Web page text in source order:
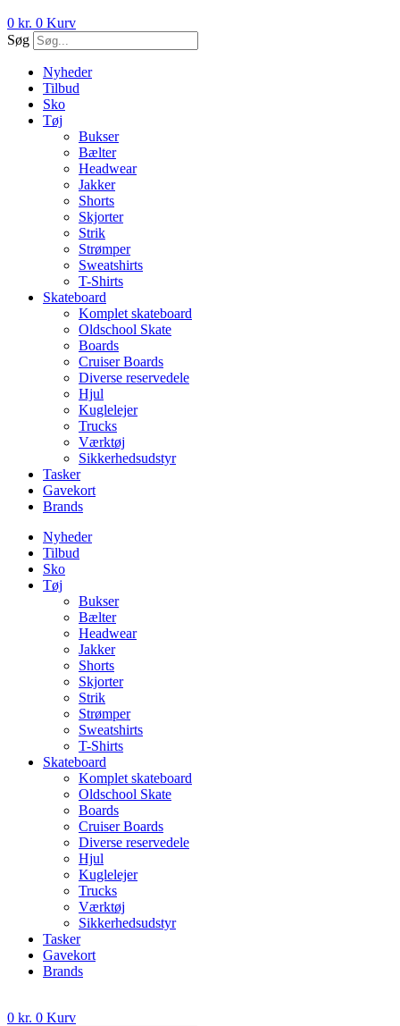
0 kr. 0 Kurv
Søg
Nyheder
Tilbud
Sko
Tøj
Bukser
Bælter
Headwear
Jakker
Shorts
Skjorter
Strik
Strømper
Sweatshirts
T-Shirts
Skateboard
Komplet skateboard
Oldschool Skate
Boards
Cruiser Boards
Diverse reservedele
Hjul
Kuglelejer
Trucks
Værktøj
Sikkerhedsudstyr
Tasker
Gavekort
Brands
Nyheder
Tilbud
Sko
Tøj
Bukser
Bælter
Headwear
Jakker
Shorts
Skjorter
Strik
Strømper
Sweatshirts
T-Shirts
Skateboard
Komplet skateboard
Oldschool Skate
Boards
Cruiser Boards
Diverse reservedele
Hjul
Kuglelejer
Trucks
Værktøj
Sikkerhedsudstyr
Tasker
Gavekort
Brands
0 kr. 0 Kurv